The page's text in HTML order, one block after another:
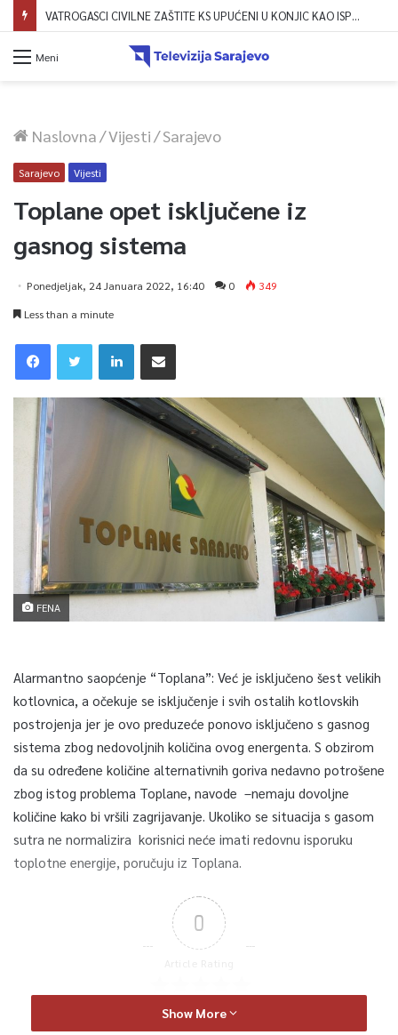
VATROGASCI CIVILNE ZAŠTITE KS UPUĆENI U KONJIC KAO ISPOMOĆ U GAŠENJU POŽARA
Meni
Naslovna/Vijesti/Sarajevo
Sarajevo Vijesti
Toplane opet isključene iz
gasnog sistema
Ponedjeljak, 24 Januara 2022, 16:40 0
349
Less than a minute
FENA
Alarmantno saopćenje “Toplana”: Već je isključeno šest velikih
kotlovnica, a očekuje se isključenje i svih ostalih kotlovskih
postrojenja jer je ovo preduzeće ponovo isključeno s gasnog
sistema zbog nedovoljnih količina ovog energenta. S obzirom
da su određene količine alternativnih goriva nedavno potrošene
zbog istog problema Toplane, navode –nemaju dovoljne
količine kako bi vršili zagrijavanje. Ukoliko se situacija s gasom
sutra ne normalizira korisnici neće imati redovnu isporuku
toplotne energije, poručuju iz Toplana.
0
Article Rating
Show More